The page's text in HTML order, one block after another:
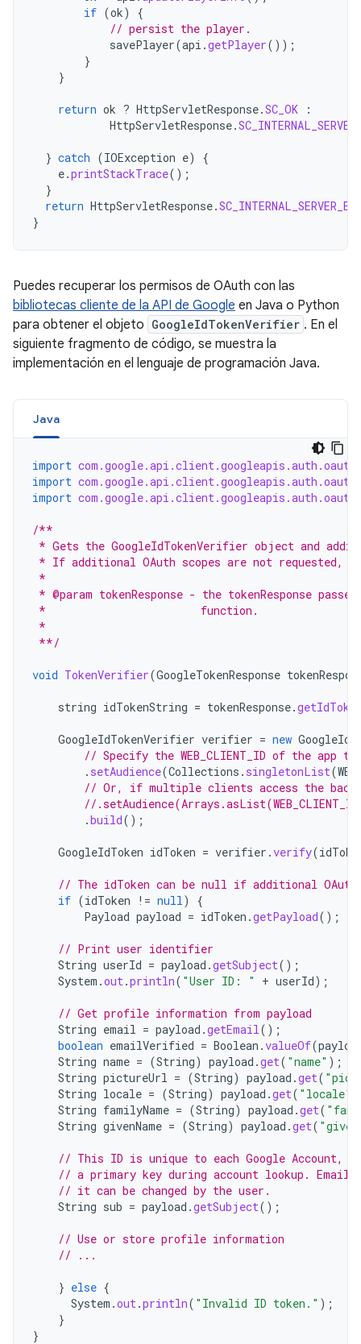
if (ok)
{
// persist the player.
savePlayer(api .getPlayer());
}
}
return ok ? HttpServletResponse.SC_OK
:
HttpServletResponse.
} catch (IOException e)
{
e.printStackTrace();
}
return HttpServletResponse.
}
Puedes recuperar los permisos de OAuth con las
bibliotecas cliente de la API de Google en Java o Python
para obtener el objeto GoogleIdTokenVerifier . En el
siguiente fragmento de código, se muestra la
implementación en el lenguaje de programación Java.
Java
import
import
import
/**
* Gets the GoogleIdTokenVerifier object and
* If additional OAuth scopes are not requested,
*
* @param tokenResponse - the tokenResponse
*                        function.
*
**/
void TokenVerifier(GoogleTokenResponse
string idTokenString = tokenResponse.
GoogleIdTokenVerifier verifier = new
// Specify the WEB_CLIENT_ID of the app
. setAudience(Collections . singletonList(
// Or, if multiple clients access the
//
.build();
GoogleIdToken idToken = verifier .verify(
// The idToken can be null if additional OAuth
if (idToken != null)
{
Payload payload = idToken .getPayload();
// Print user identifier
String userId = payload .getSubject();
System .out.println( "User ID: " + userId);
// Get profile information from payload
String email = payload .getEmail();
boolean emailVerified = Boolean .valueOf(
String name = (String) payload .get( "name" );
String pictureUrl = (String) payload .get(
String locale = (String) payload .get( "locale"
String familyName = (String) payload .get(
String givenName = (String) payload .get(
// This ID is unique to each Google Account,
// a primary key during account lookup. Email
// it can be changed by the user.
String sub = payload .getSubject();
// Use or store profile information
// ...
} else {
System .out.println( "Invalid ID token." );
}
}